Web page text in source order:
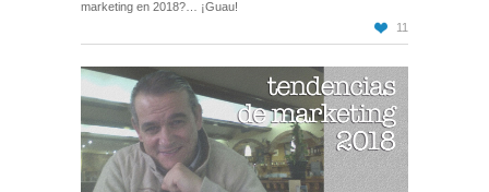
marketing en 2018?… ¡Guau!
11